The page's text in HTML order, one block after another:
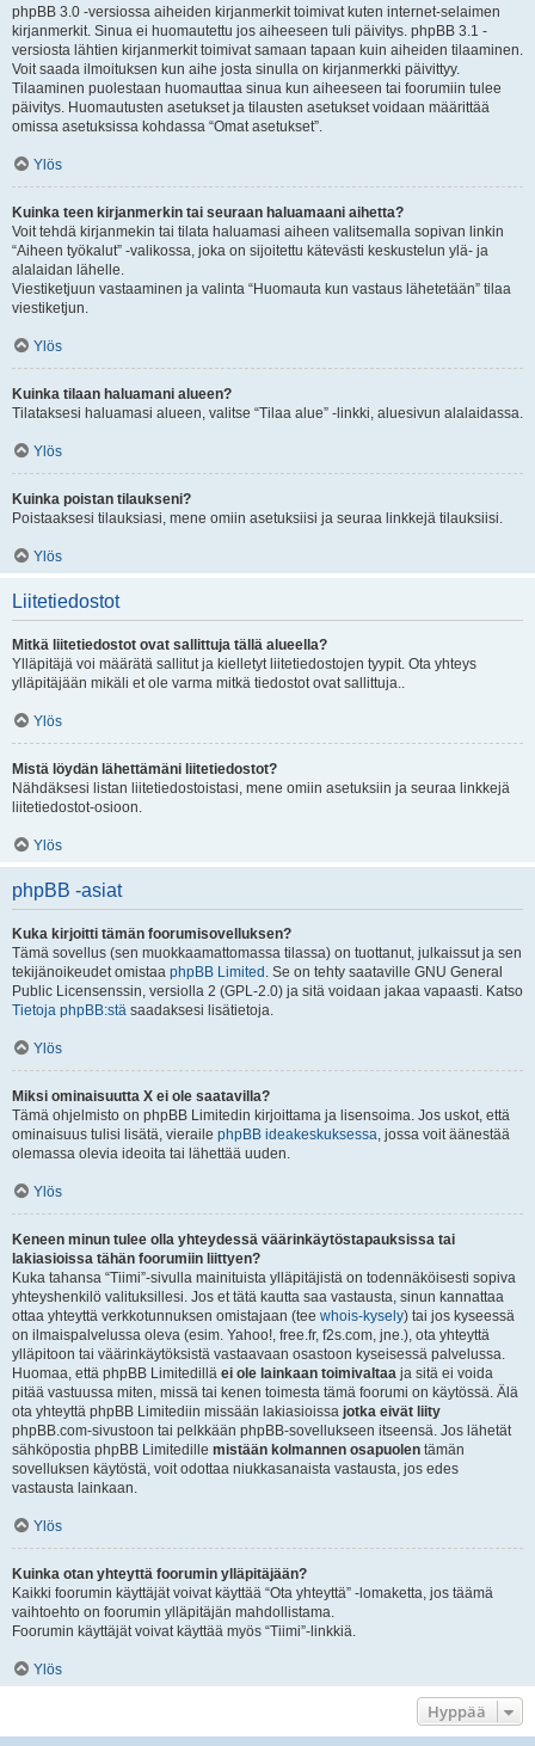
phpBB 3.0 -versiossa aiheiden kirjanmerkit toimivat kuten internet-selaimen
kirjanmerkit. Sinua ei huomautettu jos aiheeseen tuli päivitys. phpBB 3.1 -
versiosta lähtien kirjanmerkit toimivat samaan tapaan kuin aiheiden tilaaminen.
Voit saada ilmoituksen kun aihe josta sinulla on kirjanmerkki päivittyy.
Tilaaminen puolestaan huomauttaa sinua kun aiheeseen tai foorumiin tulee
päivitys. Huomautusten asetukset ja tilausten asetukset voidaan määrittää
omissa asetuksissa kohdassa “Omat asetukset”.
Ylös
Kuinka teen kirjanmerkin tai seuraan haluamaani aihetta?
Voit tehdä kirjanmekin tai tilata haluamasi aiheen valitsemalla sopivan linkin
“Aiheen työkalut” -valikossa, joka on sijoitettu kätevästi keskustelun ylä- ja
alalaidan lähelle.
Viestiketjuun vastaaminen ja valinta “Huomauta kun vastaus lähetetään” tilaa
viestiketjun.
Ylös
Kuinka tilaan haluamani alueen?
Tilataksesi haluamasi alueen, valitse “Tilaa alue” -linkki, aluesivun alalaidassa.
Ylös
Kuinka poistan tilaukseni?
Poistaaksesi tilauksiasi, mene omiin asetuksiisi ja seuraa linkkejä tilauksiisi.
Ylös
Liitetiedostot
Mitkä liitetiedostot ovat sallittuja tällä alueella?
Ylläpitäjä voi määrätä sallitut ja kielletyt liitetiedostojen tyypit. Ota yhteys
ylläpitäjään mikäli et ole varma mitkä tiedostot ovat sallittuja..
Ylös
Mistä löydän lähettämäni liitetiedostot?
Nähdäksesi listan liitetiedostoistasi, mene omiin asetuksiin ja seuraa linkkejä
liitetiedostot-osioon.
Ylös
phpBB -asiat
Kuka kirjoitti tämän foorumisovelluksen?
Tämä sovellus (sen muokkaamattomassa tilassa) on tuottanut, julkaissut ja sen
tekijänoikeudet omistaa phpBB Limited . Se on tehty saataville GNU General
Public Licensenssin, versiolla 2 (GPL-2.0) ja sitä voidaan jakaa vapaasti. Katso
Tietoja phpBB:stä saadaksesi lisätietoja.
Ylös
Miksi ominaisuutta X ei ole saatavilla?
Tämä ohjelmisto on phpBB Limitedin kirjoittama ja lisensoima. Jos uskot, että
ominaisuus tulisi lisätä, vieraile phpBB ideakeskuksessa, jossa voit äänestää
olemassa olevia ideoita tai lähettää uuden.
Ylös
Keneen minun tulee olla yhteydessä väärinkäytöstapauksissa tai
lakiasioissa tähän foorumiin liittyen?
Kuka tahansa “Tiimi”-sivulla mainituista ylläpitäjistä on todennäköisesti sopiva
yhteyshenkilö valituksillesi. Jos et tätä kautta saa vastausta, sinun kannattaa
ottaa yhteyttä verkkotunnuksen omistajaan (tee whois-kysely) tai jos kyseessä
on ilmaispalvelussa oleva (esim. Yahoo!, free.fr, f2s.com, jne.), ota yhteyttä
ylläpitoon tai väärinkäytöksistä vastaavaan osastoon kyseisessä palvelussa.
Huomaa, että phpBB Limitedillä ei ole lainkaan toimivaltaa ja sitä ei voida
pitää vastuussa miten, missä tai kenen toimesta tämä foorumi on käytössä. Älä
ota yhteyttä phpBB Limitediin missään lakiasioissa jotka eivät liity
phpBB.com-sivustoon tai pelkkään phpBB-sovellukseen itseensä. Jos lähetät
sähköpostia phpBB Limitedille mistään kolmannen osapuolen tämän
sovelluksen käytöstä, voit odottaa niukkasanaista vastausta, jos edes
vastausta lainkaan.
Ylös
Kuinka otan yhteyttä foorumin ylläpitäjään?
Kaikki foorumin käyttäjät voivat käyttää “Ota yhteyttä” -lomaketta, jos täämä
vaihtoehto on foorumin ylläpitäjän mahdollistama.
Foorumin käyttäjät voivat käyttää myös “Tiimi”-linkkiä.
Ylös
Hyppää